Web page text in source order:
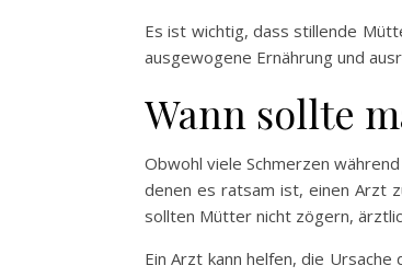
Es ist wichtig, dass stillende
ausgewogene Ernährung und
Wann sollte
Obwohl viele Schmerzen
denen es ratsam ist, einen Arzt
sollten Mütter nicht zögern,
Ein Arzt kann helfen, die